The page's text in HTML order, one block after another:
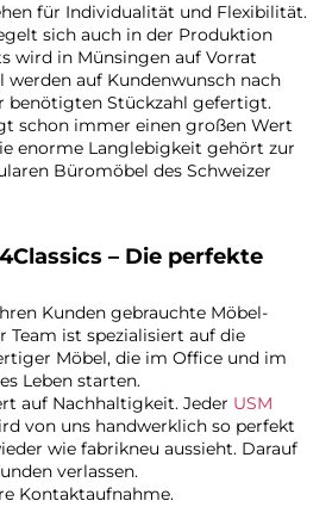
für Individualität und Flexibilität.
sich auch in der Produktion
wird in Münsingen auf Vorrat
werden auf Kundenwunsch nach
benötigten Stückzahl gefertigt.
schon immer einen großen Wert
enorme Langlebigkeit gehört zur
Büromöbel des Schweizer
– Die perfekte
Kunden gebrauchte Möbel-
Team ist spezialisiert auf die
Möbel, die im Office und im
Leben starten.
auf Nachhaltigkeit. Jeder USM
von uns handwerklich so perfekt
wie fabrikneu aussieht. Darauf
verlassen.
Kontaktaufnahme.